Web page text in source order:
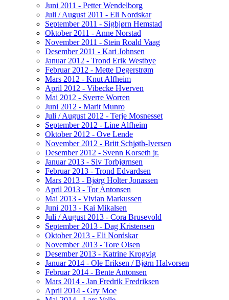
Juni 2011 - Petter Wendelborg
Juli / August 2011 - Eli Nordskar
September 2011 - Sigbjørn Hemstad
Oktober 2011 - Anne Norstad
November 2011 - Stein Roald Vaag
Desember 2011 - Kari Johnsen
Januar 2012 - Trond Erik Westbye
Februar 2012 - Mette Degerstrøm
Mars 2012 - Knut Alfheim
April 2012 - Vibecke Hverven
Mai 2012 - Sverre Worren
Juni 2012 - Marit Munro
Juli / August 2012 - Terje Mosnesset
September 2012 - Line Alfheim
Oktober 2012 - Ove Lende
November 2012 - Britt Schjøth-Iversen
Desember 2012 - Svenn Korseth jr.
Januar 2013 - Siv Torbjørnsen
Februar 2013 - Trond Edvardsen
Mars 2013 - Bjørg Holter Jonassen
April 2013 - Tor Antonsen
Mai 2013 - Vivian Markussen
Juni 2013 - Kai Mikalsen
Juli / August 2013 - Cora Brusevold
September 2013 - Dag Kristensen
Oktober 2013 - Eli Nordskar
November 2013 - Tore Olsen
Desember 2013 - Katrine Krogvig
Januar 2014 - Ole Eriksen / Bjørn Halvorsen
Februar 2014 - Bente Antonsen
Mars 2014 - Jan Fredrik Fredriksen
April 2014 - Gry Moe